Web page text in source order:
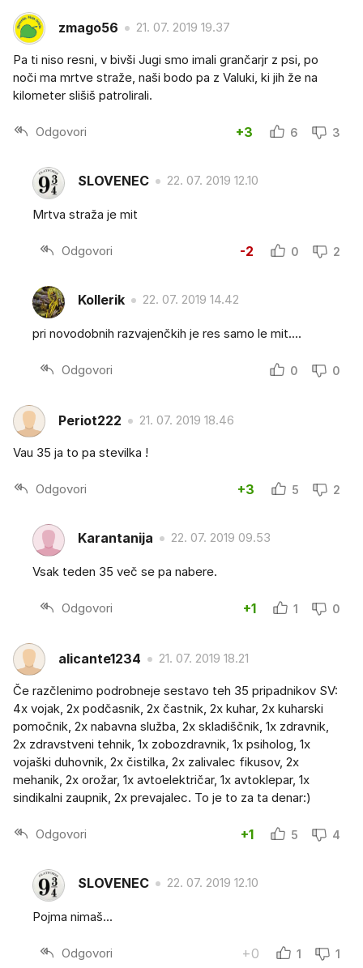
zmago56 21. 07. 2019 19.37
Pa ti niso resni, v bivši Jugi smo imali grančarjr z psi, po
noči ma mrtve straže, naši bodo pa z Valuki, ki jih že na
kilometer slišiš patrolirali.
Odgovori +3 6 3
SLOVENEC 22. 07. 2019 12.10
Mrtva straža je mit
Odgovori -2 0 2
Kollerik 22. 07. 2019 14.42
pri novodobnih razvajenčkih je res samo le mit....
Odgovori 0 0
Periot222 21. 07. 2019 18.46
Vau 35 ja to pa stevilka !
Odgovori +3 5 2
Karantanija 22. 07. 2019 09.53
Vsak teden 35 več se pa nabere.
Odgovori +1 1 0
alicante1234 21. 07. 2019 18.21
Če razčlenimo podrobneje sestavo teh 35 pripadnikov SV:
4x vojak, 2x podčasnik, 2x častnik, 2x kuhar, 2x kuharski
pomočnik, 2x nabavna služba, 2x skladiščnik, 1x zdravnik,
2x zdravstveni tehnik, 1x zobozdravnik, 1x psiholog, 1x
vojaški duhovnik, 2x čistilka, 2x zalivalec fikusov, 2x
mehanik, 2x orožar, 1x avtoelektričar, 1x avtoklepar, 1x
sindikalni zaupnik, 2x prevajalec. To je to za ta denar:)
Odgovori +1 5 4
SLOVENEC 22. 07. 2019 12.10
Pojma nimaš...
Odgovori +0 1 1